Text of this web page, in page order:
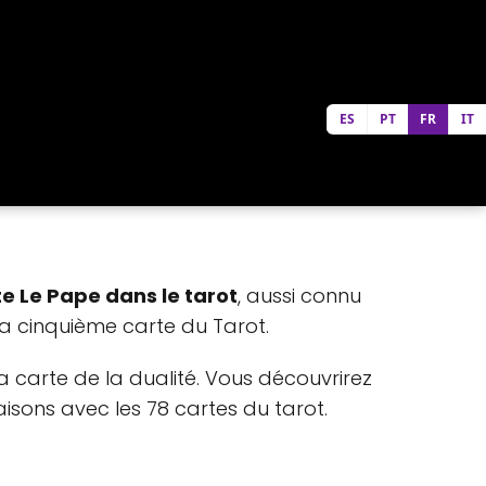
Le Pape dans le tarot, aussi connu
cinquième carte du Tarot.
carte de la dualité. Vous découvrirez
avec les 78 cartes du tarot.
ES PT FR IT